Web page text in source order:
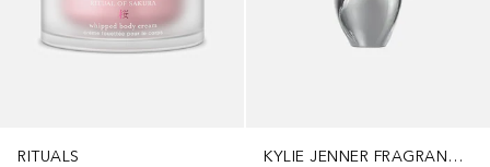
RITUALS
KYLIE JENNER FRAGRANCES